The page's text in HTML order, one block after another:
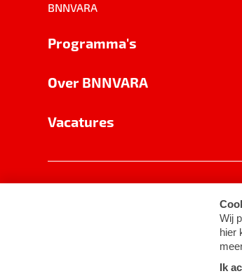
BNNVARA
Programma's
Over BNNVARA
Vacatures
Cookie-instellingen